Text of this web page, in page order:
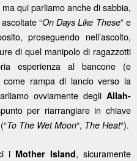
ma qui parliamo anche di sabbia,
“On Days Like These” e
proseguendo nell’ascolto,
di quel manipolo di ragazzotti
esperienza al bancone (e
come rampa di lancio verso la
ovviamente degliAllah-
per riarrangiare in chiave
To The Wet Moon“, The Heat“).
i Mother Island, sicuramente